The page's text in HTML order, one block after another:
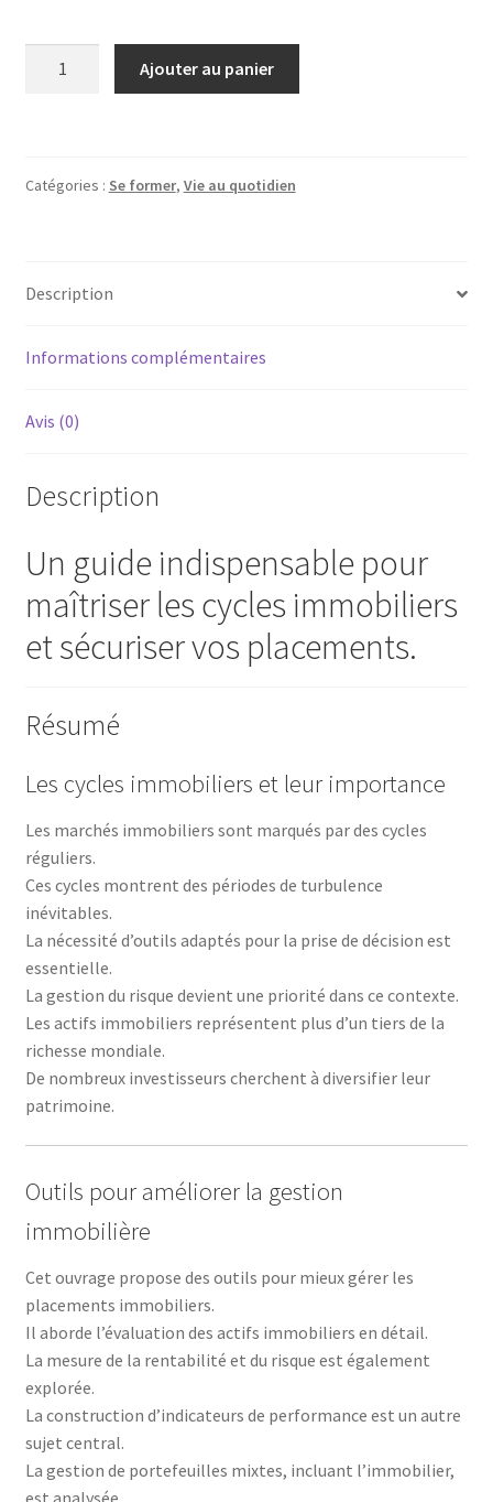
Décision
risque
Ajouter au panier
Catégories : Se former, Vie au quotidien
Description
Informations complémentaires
Avis (0)
Description
Un guide indispensable pour
maîtriser les cycles immobiliers
et sécuriser vos placements.
Résumé
Les cycles immobiliers et leur importance
Les marchés immobiliers sont marqués par des cycles
réguliers.
Ces cycles montrent des périodes de turbulence
inévitables.
La nécessité d’outils adaptés pour la prise de décision est
essentielle.
La gestion du risque devient une priorité dans ce contexte.
Les actifs immobiliers représentent plus d’un tiers de la
richesse mondiale.
De nombreux investisseurs cherchent à diversifier leur
patrimoine.
Outils pour améliorer la gestion
immobilière
Cet ouvrage propose des outils pour mieux gérer les
placements immobiliers.
Il aborde l’évaluation des actifs immobiliers en détail.
La mesure de la rentabilité et du risque est également
explorée.
La construction d’indicateurs de performance est un autre
sujet central.
La gestion de portefeuilles mixtes, incluant l’immobilier,
est analysée.